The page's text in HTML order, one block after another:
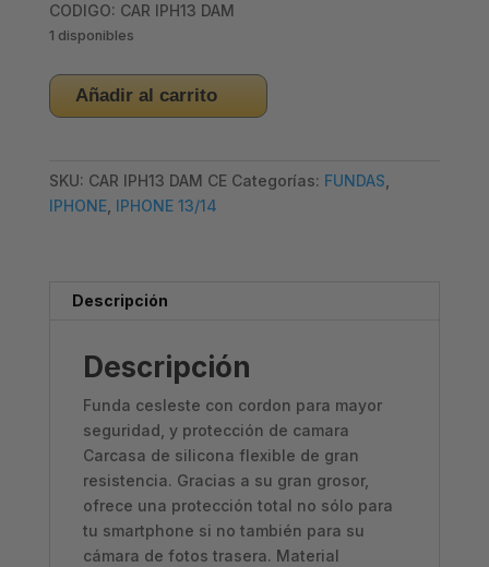
CODIGO: CAR IPH13 DAM
1 disponibles
CARCASA
IPHONE
CASE
COLGANTE
Añadir al carrito
SKU: CAR IPH13 DAM CE Categorías: FUNDAS,
IPHONE, IPHONE 13/14
Descripción
Descripción
Funda cesleste con cordon para mayor
seguridad, y protección de camara
Carcasa de silicona flexible de gran
resistencia. Gracias a su gran grosor,
ofrece una protección total no sólo para
tu smartphone si no también para su
cámara de fotos trasera. Material